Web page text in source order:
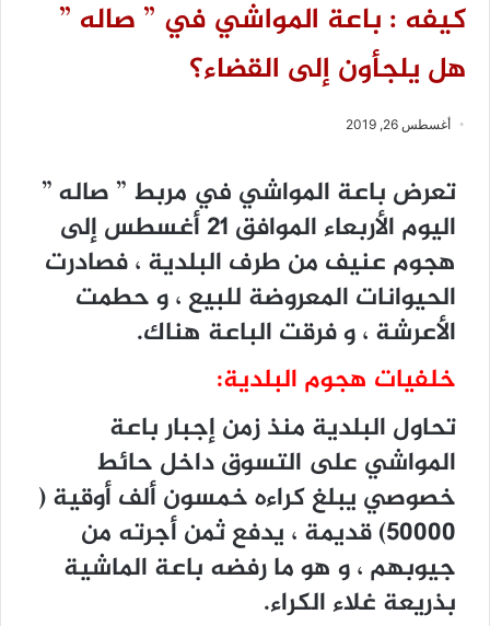
كيفه : باعة المواشي في ” صاله ”
هل يلجأون إلى القضاء؟
أغسطس 26, 2019
تعرض باعة المواشي في مربط ” صاله ”
اليوم الأربعاء الموافق 21 أغسطس إلى
هجوم عنيف من طرف البلدية ، فصادرت
الحيوانات المعروضة للبيع ، و حطمت
الأعرشة ، و فرقت الباعة هناك.
خلفيات هجوم البلدية:
تحاول البلدية منذ زمن إجبار باعة
المواشي على التسوق داخل حائط
خصوصي يبلغ كراءه خمسون ألف أوقية (
50000) قديمة ، يدفع ثمن أجرته من
جيوبهم ، و هو ما رفضه باعة الماشية
بذريعة غلاء الكراء.